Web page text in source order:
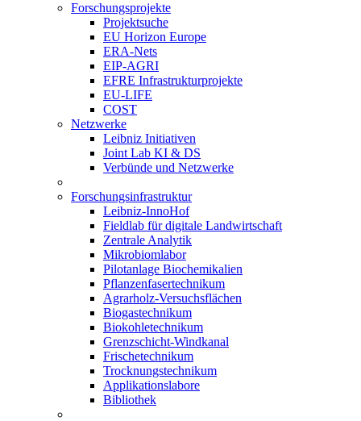
Forschungsprojekte
Projektsuche
EU Horizon Europe
ERA-Nets
EIP-AGRI
EFRE Infrastrukturprojekte
EU-LIFE
COST
Netzwerke
Leibniz Initiativen
Joint Lab KI & DS
Verbünde und Netzwerke
Forschungsinfrastruktur
Leibniz-InnoHof
Fieldlab für digitale Landwirtschaft
Zentrale Analytik
Mikrobiomlabor
Pilotanlage Biochemikalien
Pflanzenfasertechnikum
Agrarholz-Versuchsflächen
Biogastechnikum
Biokohletechnikum
Grenzschicht-Windkanal
Frischetechnikum
Trocknungstechnikum
Applikationslabore
Bibliothek